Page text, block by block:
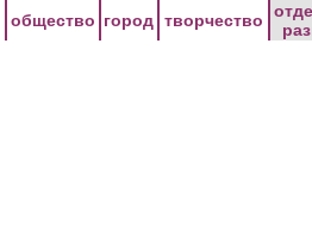
общество город творчество